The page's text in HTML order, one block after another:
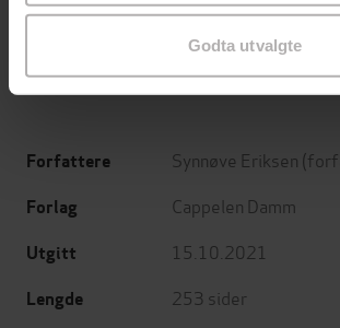
Godta utvalgte
Jørn Lier Horst
Forfattere Synnøve Eriksen
Forlag Cappelen Damm
Utgitt 15.10.2021
Lengde 253 sider